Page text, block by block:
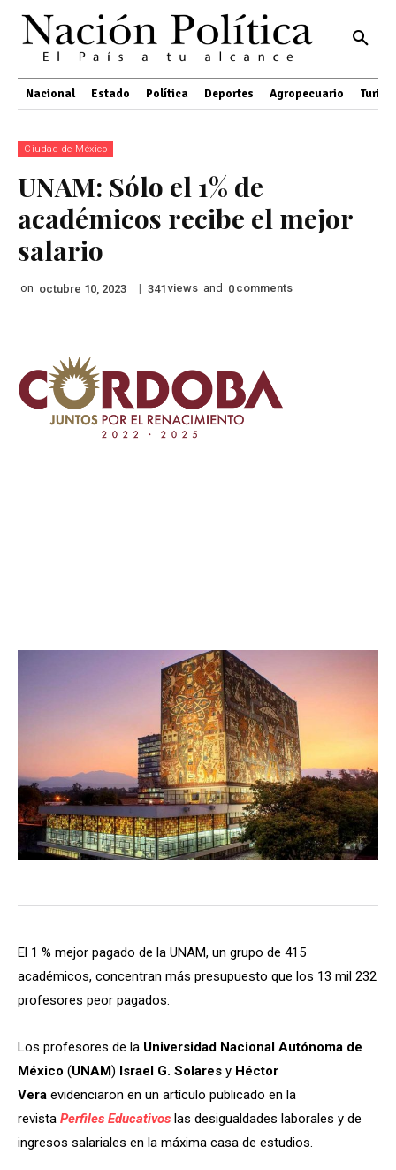
Nacional Estado Política Deportes Agropecuario
Ciudad de México
UNAM: Sólo el 1% de
académicos recibe el mejor
salario
on octubre 10, 2023 | 341 views and 0 comments
El 1 % mejor pagado de la UNAM, un grupo de 415
académicos, concentran más presupuesto que los 13 mil 232
profesores peor pagados.
Los profesores de la Universidad Nacional Autónoma de
México (UNAM) Israel G. Solares y Héctor
Vera evidenciaron en un artículo publicado en la
revista Perfiles Educativos las desigualdades laborales y de
ingresos salariales en la máxima casa de estudios.